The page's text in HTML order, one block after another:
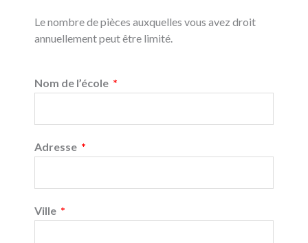
Le nombre de pièces auxquelles vous avez droit
annuellement peut être limité.
Nom de l’école
Adresse
Ville